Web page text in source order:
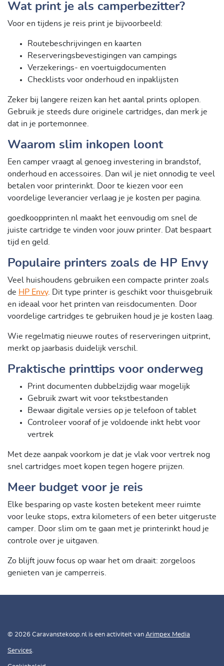
Wat print je als camperbezitter?
Voor en tijdens je reis print je bijvoorbeeld:
Routebeschrijvingen en kaarten
Reserveringsbevestigingen van campings
Verzekerings- en voertuigdocumenten
Checklists voor onderhoud en inpaklijsten
Zeker bij langere reizen kan het aantal prints oplopen.
Gebruik je steeds dure originele cartridges, dan merk je
dat in je portemonnee.
Waarom slim inkopen loont
Een camper vraagt al genoeg investering in brandstof,
onderhoud en accessoires. Dan wil je niet onnodig te veel
betalen voor printerinkt. Door te kiezen voor een
voordelige leverancier verlaag je je kosten per pagina.
goedkoopprinten.nl maakt het eenvoudig om snel de
juiste cartridge te vinden voor jouw printer. Dat bespaart
tijd en geld.
Populaire printers zoals de HP Envy
Veel huishoudens gebruiken een compacte printer zoals
de HP Envy. Dit type printer is geschikt voor thuisgebruik
en ideaal voor het printen van reisdocumenten. Door
voordelige cartridges te gebruiken houd je je kosten laag.
Wie regelmatig nieuwe routes of reserveringen uitprint,
merkt op jaarbasis duidelijk verschil.
Praktische printtips voor onderweg
Print documenten dubbelzijdig waar mogelijk
Gebruik zwart wit voor tekstbestanden
Bewaar digitale versies op je telefoon of tablet
Controleer vooraf of je voldoende inkt hebt voor
vertrek
Met deze aanpak voorkom je dat je vlak voor vertrek nog
snel cartridges moet kopen tegen hogere prijzen.
Meer budget voor je reis
Elke besparing op vaste kosten betekent meer ruimte
voor leuke stops, extra kilometers of een beter uitgeruste
camper. Door slim om te gaan met je printerinkt houd je
controle over je uitgaven.
Zo blijft jouw focus op waar het om draait: zorgeloos
genieten van je camperreis.
© 2026 Caravanstekoop.nl is een activiteit van Arimpex Media
Services.